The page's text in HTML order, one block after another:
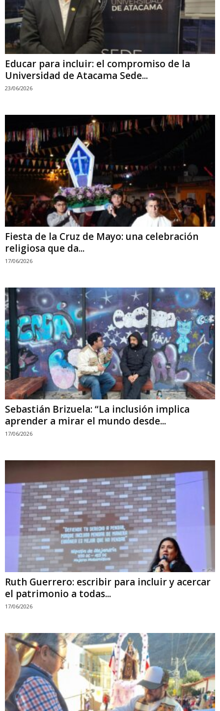
Educar para incluir: el compromiso de la
Universidad de Atacama Sede...
23/06/2026
Fiesta de la Cruz de Mayo: una celebración
religiosa que da...
17/06/2026
Sebastián Brizuela: “La inclusión implica
aprender a mirar el mundo desde...
17/06/2026
Ruth Guerrero: escribir para incluir y acercar
el patrimonio a todas...
17/06/2026